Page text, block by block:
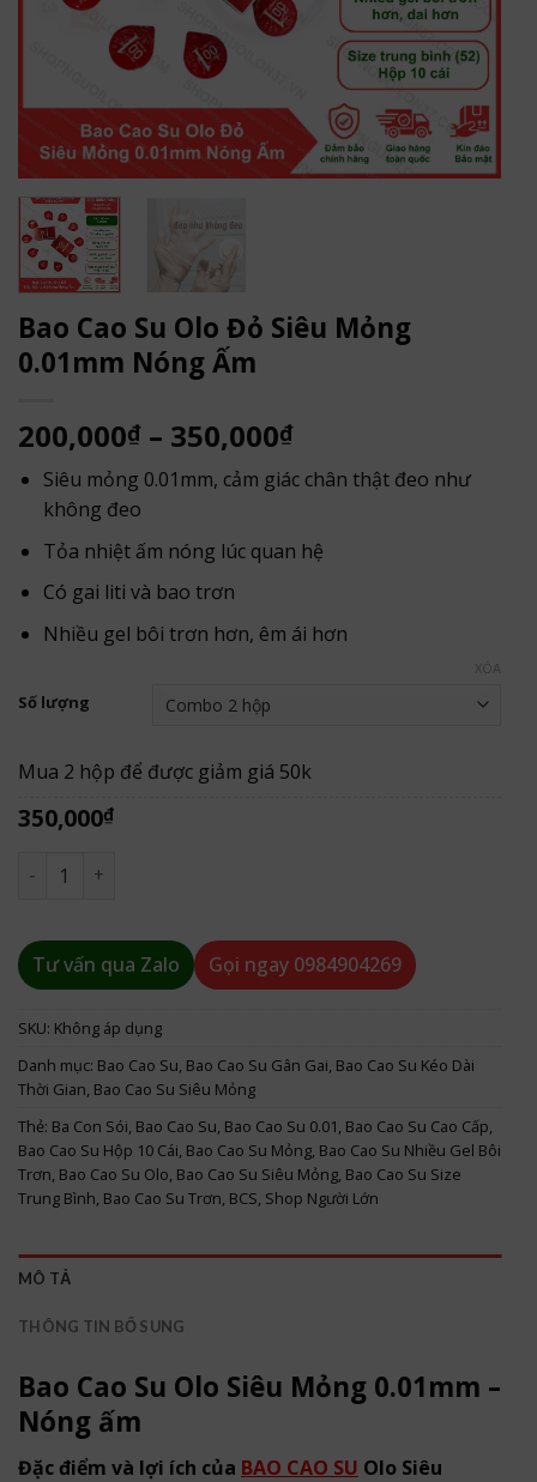
Bao Cao Su Olo Đỏ Siêu Mỏng
0.01mm Nóng Ấm
200,000₫ – 350,000₫Khoảng
giá:
từ
đến
Siêu mỏng 0.01mm, cảm giác chân thật đeo như
không đeo
Tỏa nhiệt ấm nóng lúc quan hệ
Có gai liti và bao trơn
Nhiều gel bôi trơn hơn, êm ái hơn
Số lượng
XÓA
Mua 2 hộp để được giảm giá 50k
350,000₫
Bao Cao Su Olo Đỏ Siêu Mỏng 0.01mm Nóng Ấm số lượng
Tư vấn qua Zalo Gọi ngay 0984904269
SKU: Không áp dụng
Danh mục: Bao Cao Su, Bao Cao Su Gân Gai, Bao Cao Su Kéo Dài
Thời Gian, Bao Cao Su Siêu Mỏng
Thẻ: Ba Con Sói, Bao Cao Su, Bao Cao Su 0.01, Bao Cao Su Cao Cấp,
Bao Cao Su Hộp 10 Cái, Bao Cao Su Mỏng, Bao Cao Su Nhiều Gel Bôi
Trơn, Bao Cao Su Olo, Bao Cao Su Siêu Mỏng, Bao Cao Su Size
Trung Bình, Bao Cao Su Trơn, BCS, Shop Người Lớn
MÔ TẢ
THÔNG TIN BỔ SUNG
Bao Cao Su Olo Siêu Mỏng 0.01mm –
Nóng ấm
Đặc điểm và lợi ích của BAO CAO SU Olo Siêu